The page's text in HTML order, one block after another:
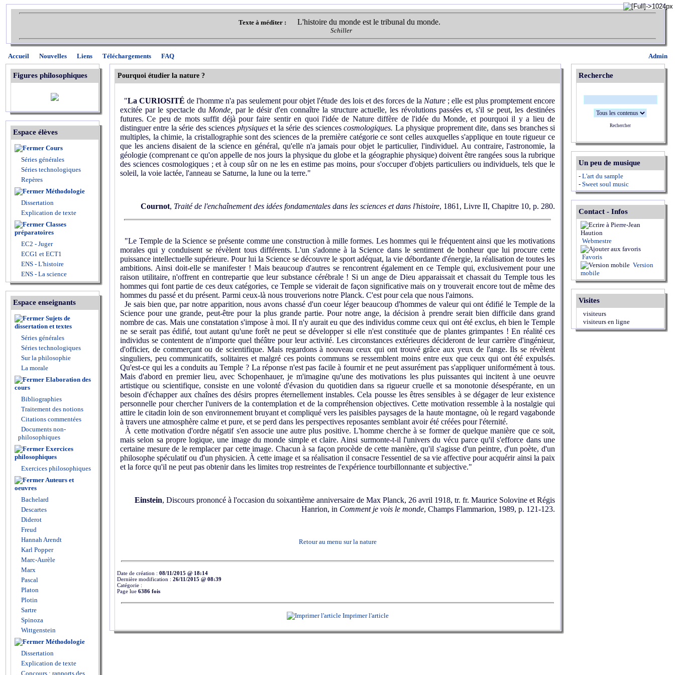
Texte à méditer : L'histoire du monde est le tribunal du monde.
Schiller
Admin
Accueil Nouvelles Liens Téléchargements FAQ
Figures philosophiques
Espace élèves
Cours
Séries générales
Séries technologiques
Repères
Méthodologie
Dissertation
Explication de texte
Classes
préparatoires
EC2 - Juger
ECG1 et ECT1
ENS - L'histoire
ENS - La science
Espace enseignants
Sujets de
dissertation et textes
Séries générales
Séries technologiques
Sur la philosophie
La morale
Elaboration des
cours
Bibliographies
Traitement des notions
Citations commentées
Documents non-
philosophiques
Exercices
philosophiques
Exercices philosophiques
Auteurs et
oeuvres
Bachelard
Descartes
Diderot
Freud
Hannah Arendt
Karl Popper
Marc-Aurèle
Marx
Pascal
Platon
Plotin
Sartre
Spinoza
Wittgenstein
Méthodologie
Dissertation
Explication de texte
Concours : rapports des
Pourquoi étudier la nature ?
"La CURIOSITÉde l'homme n'a pas seulement pour objet l'étude des lois et des forces de la Nature; elle est plus promptement encore
excitée par le spectacle du Monde, par le désir d'en connaître la structure actuelle, les révolutions passées et, s'il se peut, les destinées
futures. Ce peu de mots suffit déjà pour faire sentir en quoi l'idée de Nature diffère de l'idée du Monde, et pourquoi il y a lieu de
distinguer entre la série des sciences physiqueset la série des sciencescosmologiques. La physique proprement dite, dans ses branches si
multiples, la chimie, la cristallographie sont des sciences de la première catégorie ce sont celles auxquelles s'applique en toute rigueur ce
que les anciens disaient de la science en général, qu'elle n'a jamais pour objet le particulier, l'individuel. Au contraire, l'astronomie, la
géologie (comprenant ce qu'on appelle de nos jours la physique du globe et la géographie physique) doivent être rangées sous la rubrique
des sciences cosmologiques ; et à coup sûr on ne les en estime pas moins, pour s'occuper d'objets particuliers ou individuels, tels que le
soleil, la voie lactée, l'anneau se Saturne, la lune ou la terre."
Cournot, Traité de l'enchaînement des idées fondamentales dans les sciences et dans l'histoire, 1861, Livre II, Chapitre 10, p. 280.
"Le Temple de la Science se présente comme une construction à mille formes. Les hommes qui le fréquentent ainsi que les motivations
morales qui y conduisent se révèlent tous différents. L'un s'adonne à la Science dans le sentiment de bonheur que lui procure cette
puissance intellectuelle supérieure. Pour lui la Science se découvre le sport adéquat, la vie débordante d'énergie, la réalisation de toutes les
ambitions. Ainsi doit-elle se manifester ! Mais beaucoup d'autres se rencontrent également en ce Temple qui, exclusivement pour une
raison utilitaire, n'offrent en contrepartie que leur substance cérébrale ! Si un ange de Dieu apparaissait et chassait du Temple tous les
hommes qui font partie de ces deux catégories, ce Temple se viderait de façon significative mais on y trouverait encore tout de même des
hommes du passé et du présent. Parmi ceux-là nous trouverions notre Planck. C'est pour cela que nous l'aimons.
Je sais bien que, par notre apparition, nous avons chassé d'un coeur léger beaucoup d'hommes de valeur qui ont édifié le Temple de la
Science pour une grande, peut-être pour la plus grande partie. Pour notre ange, la décision à prendre serait bien difficile dans grand
nombre de cas. Mais une constatation s'impose à moi. II n'y aurait eu que des individus comme ceux qui ont été exclus, eh bien le Temple
ne se serait pas édifié, tout autant qu'une forêt ne peut se développer si elle n'est constituée que de plantes grimpantes ! En réalité ces
individus se contentent de n'importe quel théâtre pour leur activité. Les circonstances extérieures décideront de leur carrière d'ingénieur,
d'officier, de commerçant ou de scientifique. Mais regardons à nouveau ceux qui ont trouvé grâce aux yeux de l'ange. Ils se révèlent
singuliers, peu communicatifs, solitaires et malgré ces points communs se ressemblent moins entre eux que ceux qui ont été expulsés.
Qu'est-ce qui les a conduits au Temple ? La réponse n'est pas facile à fournir et ne peut assurément pas s'appliquer uniformément à tous.
Mais d'abord en premier lieu, avec Schopenhauer, je m'imagine qu'une des motivations les plus puissantes qui incitent à une oeuvre
artistique ou scientifique, consiste en une volonté d'évasion du quotidien dans sa rigueur cruelle et sa monotonie désespérante, en un
besoin d'échapper aux chaînes des désirs propres éternellement instables. Cela pousse les êtres sensibles à se dégager de leur existence
personnelle pour chercher l'univers de la contemplation et de la compréhension objectives. Cette motivation ressemble à la nostalgie qui
attire le citadin loin de son environnement bruyant et compliqué vers les paisibles paysages de la haute montagne, où le regard vagabonde
à travers une atmosphère calme et pure, et se perd dans les perspectives reposantes semblant avoir été créées pour l'éternité.
À cette motivation d'ordre négatif s'en associe une autre plus positive. L'homme cherche à se former de quelque manière que ce soit,
mais selon sa propre logique, une image du monde simple et claire. Ainsi surmonte-t-il l'univers du vécu parce qu'il s'efforce dans une
certaine mesure de le remplacer par cette image. Chacun à sa façon procède de cette manière, qu'il s'agisse d'un peintre, d'un poète, d'un
philosophe spéculatif ou d'un physicien. À cette image et sa réalisation il consacre l'essentiel de sa vie affective pour acquérir ainsi la paix
et la force qu'il ne peut pas obtenir dans les limites trop restreintes de l'expérience tourbillonnante et subjective."
Einstein, Discours prononcé à l'occasion du soixantième anniversaire de Max Planck, 26 avril 1918, tr. fr. Maurice Solovine et Régis
Hanrion, in Comment je vois le monde, Champs Flammarion, 1989, p. 121-123.
Retour au menu sur la nature
Date de création : 08/11/2015 @ 18:14
Dernière modification : 26/11/2015 @ 08:39
Catégorie :
Page lue 6386 fois
Imprimer l'article
Recherche
Rechercher
Un peu de musique
- L'art du sample
- Sweet soul music
Contact - Infos
Webmestre
Favoris
Version
mobile
Visites
visiteurs
visiteurs en ligne